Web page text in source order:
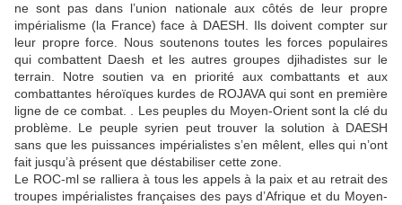
ne sont pas dans l’union nationale aux côtés de leur propre
impérialisme (la France) face à DAESH. Ils doivent compter sur
leur propre force. Nous soutenons toutes les forces populaires
qui combattent Daesh et les autres groupes djihadistes sur le
terrain. Notre soutien va en priorité aux combattants et aux
combattantes héroïques kurdes de ROJAVA qui sont en première
ligne de ce combat. . Les peuples du Moyen-Orient sont la clé du
problème. Le peuple syrien peut trouver la solution à DAESH
sans que les puissances impérialistes s’en mêlent, elles qui n’ont
fait jusqu’à présent que déstabiliser cette zone.
Le ROC-ml se ralliera à tous les appels à la paix et au retrait des
troupes impérialistes françaises des pays d’Afrique et du Moyen-